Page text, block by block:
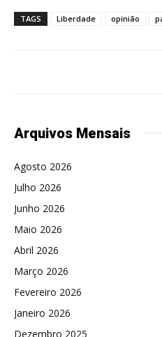
TAGS Liberdade opinião
Arquivos Mensais
Agosto 2026
Julho 2026
Junho 2026
Maio 2026
Abril 2026
Março 2026
Fevereiro 2026
Janeiro 2026
Dezembro 2025